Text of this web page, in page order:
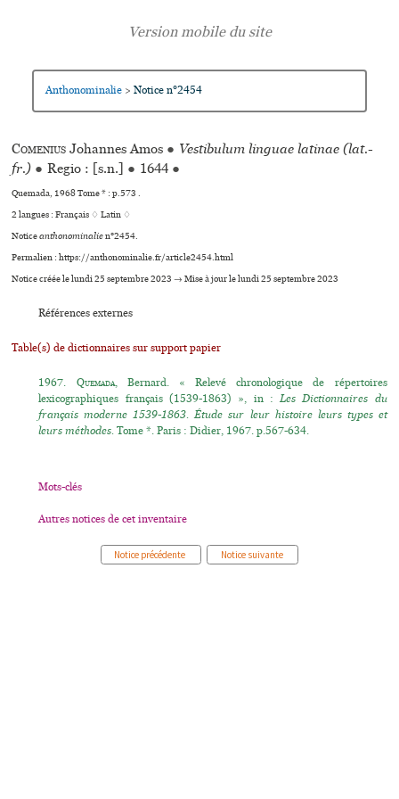
Anthonominalie > Notice n°2454
Comenius Johannes Amos ● Vestibulum linguae latinae (lat.-
fr.) ● Regio : [s.n.] ● 1644 ●
Quemada, 1968 Tome * : p.573 .
2 langues :Français ♢Latin ♢
Noticeanthonominalien°2454.
Permalien : https://anthonominalie.fr/article2454.html
Notice créée le lundi 25 septembre 2023 → Mise à jour le lundi 25 septembre 2023
Références externes
Table(s) de dictionnaires sur support papier
1967. Quemada, Bernard. « Relevé chronologique de répertoires
lexicographiques français (1539-1863) », in :Les Dictionnaires du
français moderne 1539-1863. Étude sur leur histoire leurs types et
leurs méthodes. Tome *. Paris : Didier, 1967. p.567-634.
Mots-clés
Autres notices de cet inventaire
Notice précédente Notice suivante